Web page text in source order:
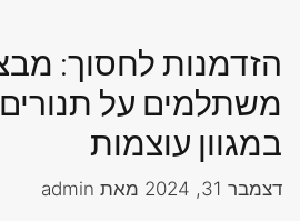
הזדמנות לחסוך:
משתלמים על
במגוון עוצמות
דצמבר 31, 2024 מאת admin